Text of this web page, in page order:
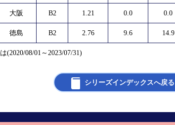
大阪 B2 1.21 0.0 0.0
徳島 B2 2.76 9.6 14.9
(2020/08/01～2023/07/31)
シリーズインデックスへ戻る